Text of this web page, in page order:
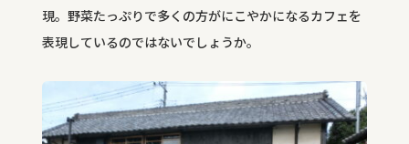
現。野菜たっぷりで多くの方がにこやかになるカフェを
表現しているのではないでしょうか。